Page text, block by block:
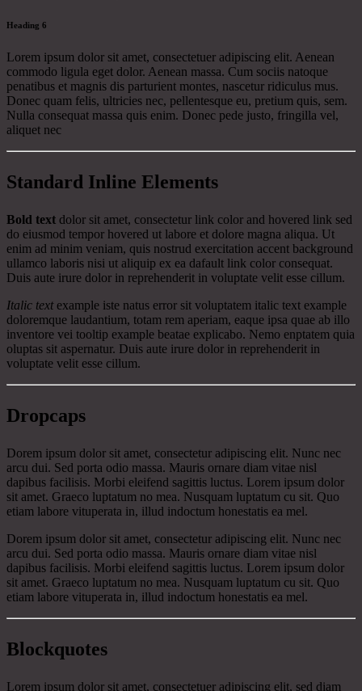
Heading 6
Lorem ipsum dolor sit amet, consectetuer adipiscing elit. Aenean
commodo ligula eget dolor. Aenean massa. Cum sociis natoque
penatibus et magnis dis parturient montes, nascetur ridiculus mus.
Donec quam felis, ultricies nec, pellentesque eu, pretium quis, sem.
Nulla consequat massa quis enim. Donec pede justo, fringilla vel,
aliquet nec
Standard Inline Elements
Bold text dolor sit amet, consectetur link color and hovered link sed
do eiusmod tempor hovered ut labore et dolore magna aliqua. Ut
enim ad minim veniam, quis nostrud exercitation accent background
ullamco laboris nisi ut aliquip ex ea dafault link color consequat.
Duis aute irure dolor in reprehenderit in voluptate velit esse cillum.
Italic textexample iste natus error sit voluptatem italic text example
doloremque laudantium, totam rem aperiam, eaque ipsa quae ab illo
inventore vei tooltip example beatae explicabo. Nemo enptatem quia
oluptas sit aspernatur. Duis aute irure dolor in reprehenderit in
voluptate velit esse cillum.
Dropcaps
Dorem ipsum dolor sit amet, consectetur adipiscing elit. Nunc nec
arcu dui. Sed porta odio massa. Mauris ornare diam vitae nisl
dapibus facilisis. Morbi eleifend sagittis luctus. Lorem ipsum dolor
sit amet. Graeco luptatum no mea. Nusquam luptatum cu sit. Quo
etiam labore vituperata in, illud indoctum honestatis ea mel.
Dorem ipsum dolor sit amet, consectetur adipiscing elit. Nunc nec
arcu dui. Sed porta odio massa. Mauris ornare diam vitae nisl
dapibus facilisis. Morbi eleifend sagittis luctus. Lorem ipsum dolor
sit amet. Graeco luptatum no mea. Nusquam luptatum cu sit. Quo
etiam labore vituperata in, illud indoctum honestatis ea mel.
Blockquotes
Lorem ipsum dolor sit amet, consectetuer adipiscing elit, sed diam